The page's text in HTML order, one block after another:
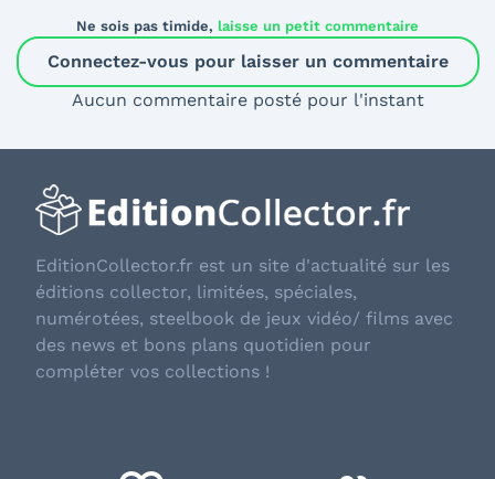
Ne sois pas timide, laisse un petit commentaire
Connectez-vous pour laisser un commentaire
Aucun commentaire posté pour l'instant
EditionCollector.fr est un site d'actualité sur les
éditions collector, limitées, spéciales,
numérotées, steelbook de jeux vidéo/ films avec
des news et bons plans quotidien pour
compléter vos collections !